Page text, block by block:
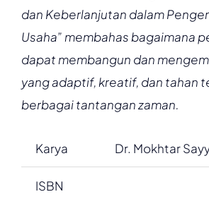
dan Keberlanjutan dalam
Usaha” membahas bagaimana
dapat membangun dan
yang adaptif, kreatif, dan tahan
berbagai tantangan zaman.
Karya Dr. Mokhtar
ISBN